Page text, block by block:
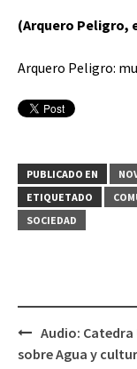
(Arquero Peligro,
Arquero Peligro:
PUBLICADO EN
ETIQUETADO
SOCIEDAD
Navegación
Audio: Catedra
sobre Agua y